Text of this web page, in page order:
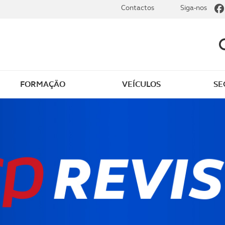
Golfe
Revista ACP Edição
impressa
FORMAÇÃO VEÍCULOS
Contactos Siga-nos